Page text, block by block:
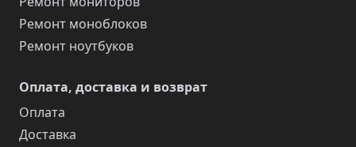
Ремонт моноблоков
Ремонт ноутбуков
Оплата, доставка и возврат
Оплата
Доставка